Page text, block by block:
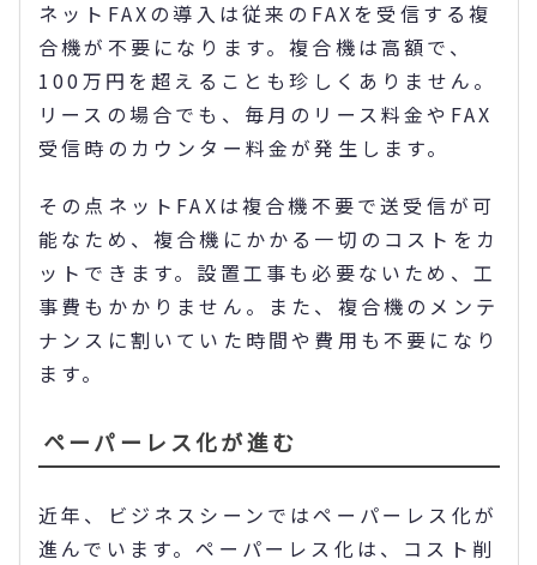
ネットFAXの導入は従来のFAXを受信する複
合機が不要になります。複合機は高額で、
100万円を超えることも珍しくありません。
リースの場合でも、毎月のリース料金やFAX
受信時のカウンター料金が発生します。
その点ネットFAXは複合機不要で送受信が可
能なため、複合機にかかる一切のコストをカ
ットできます。設置工事も必要ないため、工
事費もかかりません。また、複合機のメンテ
ナンスに割いていた時間や費用も不要になり
ます。
ペーパーレス化が進む
近年、ビジネスシーンではペーパーレス化が
進んでいます。ペーパーレス化は、コスト削